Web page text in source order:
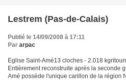
Lestrem (Pas-de-Calais)
Publié le 14/09/2008 à 17:11
Par arpac
Eglise Saint-Amé13 cloches - 2.018
Entièrement reconstruite après la seconde
Amé possède l'unique carillon de la région